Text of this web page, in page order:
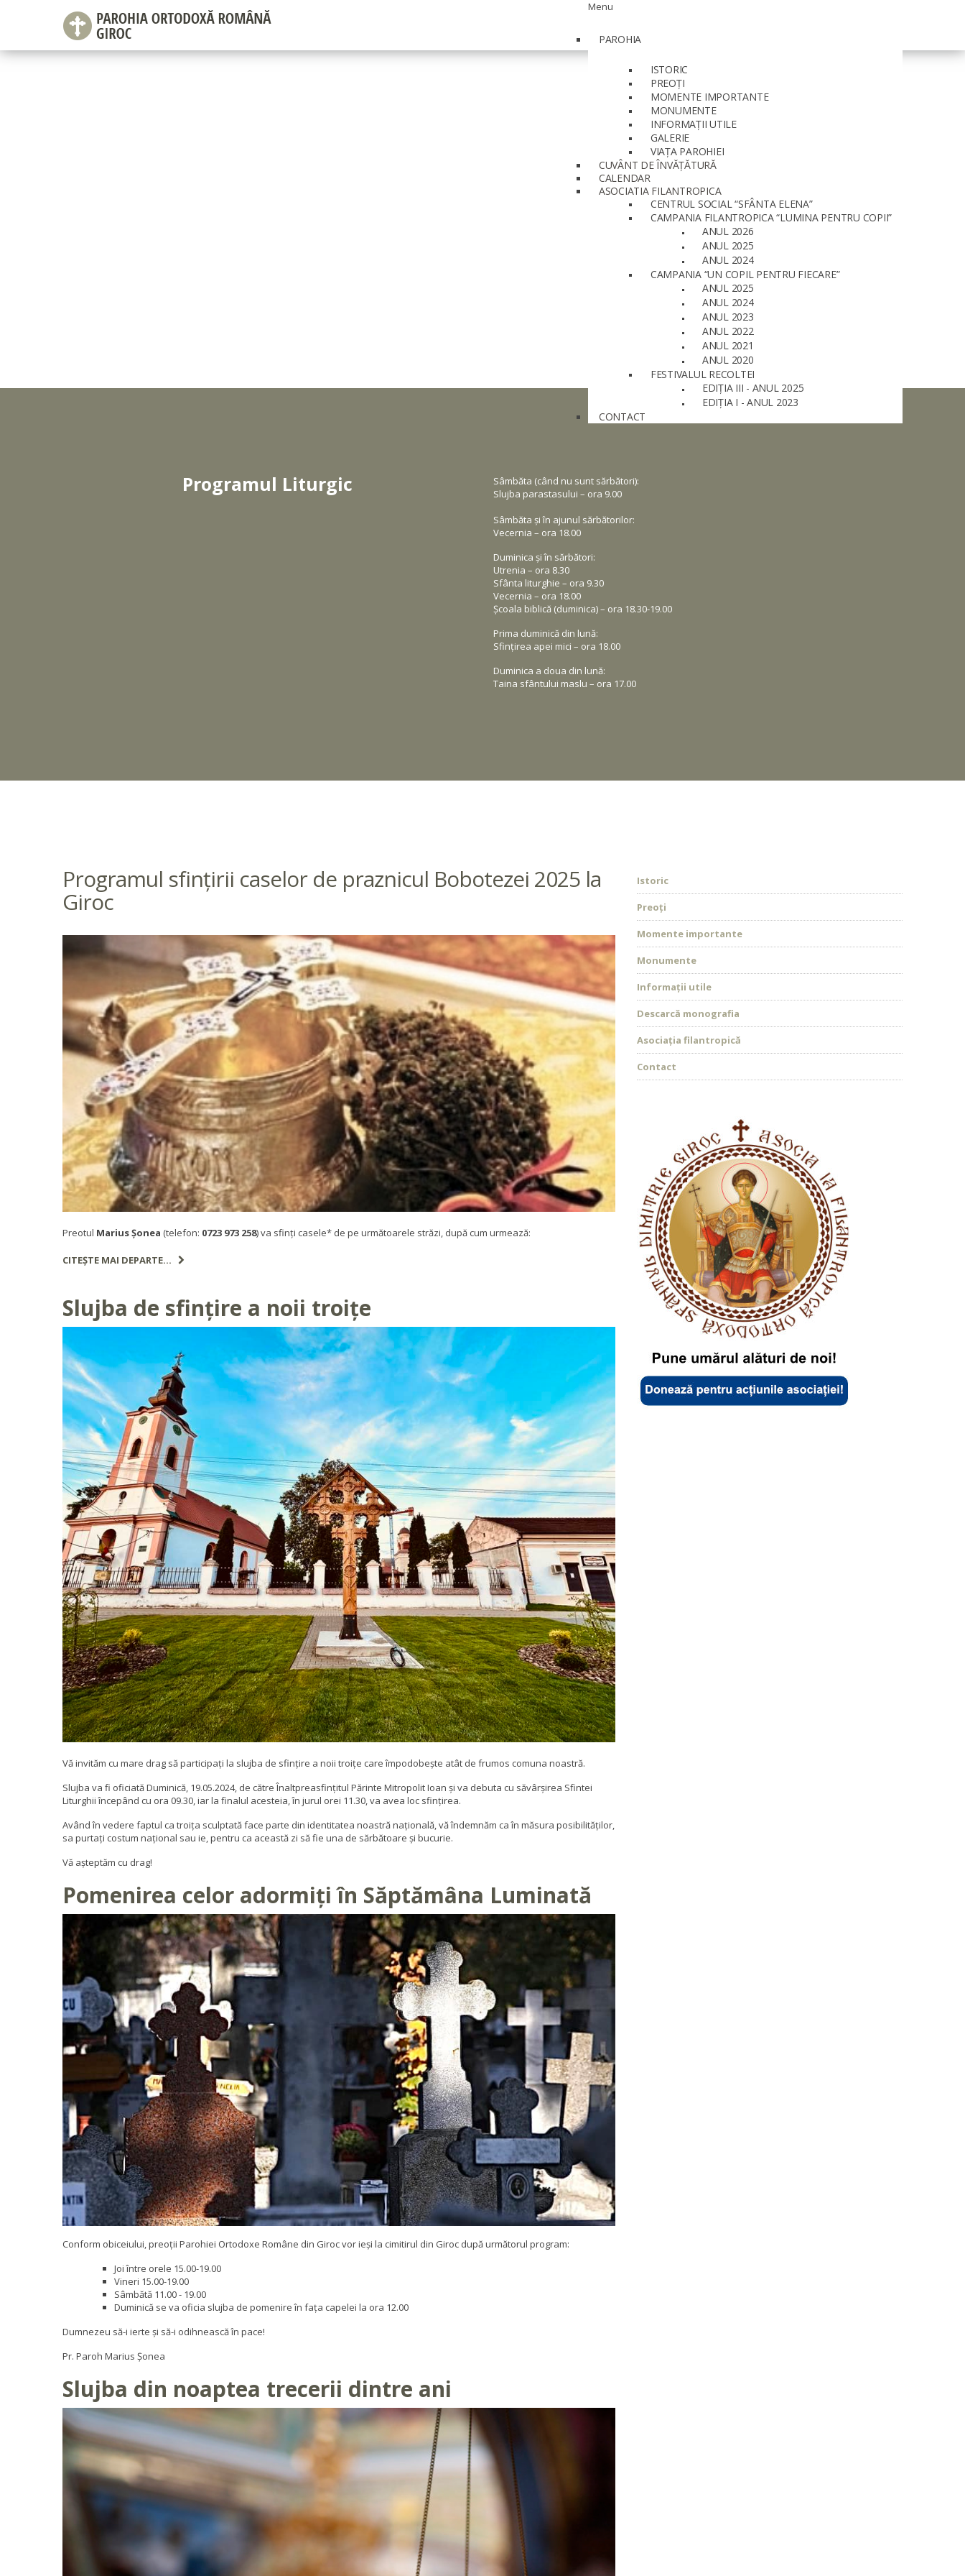
Menu
PAROHIA
ISTORIC
PREOȚI
MOMENTE IMPORTANTE
MONUMENTE
INFORMAȚII UTILE
GALERIE
VIAȚA PAROHIEI
CUVÂNT DE ÎNVĂȚĂTURĂ
CALENDAR
ASOCIATIA FILANTROPICA
CENTRUL SOCIAL “SFÂNTA ELENA”
CAMPANIA FILANTROPICA “LUMINA PENTRU COPII”
ANUL 2026
ANUL 2025
ANUL 2024
CAMPANIA “UN COPIL PENTRU FIECARE”
ANUL 2025
ANUL 2024
ANUL 2023
ANUL 2022
ANUL 2021
ANUL 2020
FESTIVALUL RECOLTEI
EDIȚIA III - ANUL 2025
EDIȚIA I - ANUL 2023
CONTACT
Programul Liturgic
Sâmbăta (când nu sunt sărbători):
Slujba parastasului – ora 9.00
Sâmbăta și în ajunul sărbătorilor:
Vecernia – ora 18.00
Duminica și în sărbători:
Utrenia – ora 8.30
Sfânta liturghie – ora 9.30
Vecernia – ora 18.00
Școala biblică (duminica) – ora 18.30-19.00
Prima duminică din lună:
Sfințirea apei mici – ora 18.00
Duminica a doua din lună:
Taina sfântului maslu – ora 17.00
Programul sfințirii caselor de praznicul Bobotezei 2025 la
Giroc
Preotul Marius Şonea (telefon: 0723 973 258) va sfinţi casele* de pe următoarele străzi, după cum urmează:
CITEȘTE MAI DEPARTE...
Slujba de sfințire a noii troițe
Vă invităm cu mare drag să participați la slujba de sfințire a noii troițe care împodobește atât de frumos comuna noastră.
Slujba va fi oficiată Duminică, 19.05.2024, de către Înaltpreasfințitul Părinte Mitropolit Ioan și va debuta cu săvârșirea Sfintei
Liturghii începând cu ora 09.30, iar la finalul acesteia, în jurul orei 11.30, va avea loc sfințirea.
Având în vedere faptul ca troița sculptată face parte din identitatea noastră națională, vă îndemnăm ca în măsura posibilităților,
sa purtați costum național sau ie, pentru ca această zi să fie una de sărbătoare și bucurie.
Vă așteptăm cu drag!
Pomenirea celor adormiți în Săptămâna Luminată
Conform obiceiului, preoții Parohiei Ortodoxe Române din Giroc vor ieși la cimitirul din Giroc după următorul program:
Joi între orele 15.00-19.00
Vineri 15.00-19.00
Sâmbătă 11.00 - 19.00
Duminică se va oficia slujba de pomenire în fața capelei la ora 12.00
Dumnezeu să-i ierte și să-i odihnească în pace!
Pr. Paroh Marius Șonea
Slujba din noaptea trecerii dintre ani
Istoric
Preoți
Momente importante
Monumente
Informații utile
Descarcă monografia
Asociația filantropică
Contact